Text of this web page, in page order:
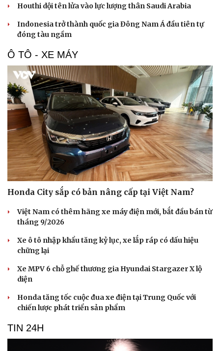
Houthi dội tên lửa vào lực lượng thân Saudi Arabia
Indonesia trở thành quốc gia Đông Nam Á đầu tiên tự
đóng tàu ngầm
Ô TÔ - XE MÁY
Honda City sắp có bản nâng cấp tại Việt Nam?
Việt Nam có thêm hãng xe máy điện mới, bắt đầu bán từ
tháng 9/2026
Xe ô tô nhập khẩu tăng kỷ lục, xe lắp ráp có dấu hiệu
chững lại
Xe MPV 6 chỗ ghế thương gia Hyundai Stargazer X lộ
diện
Honda tăng tốc cuộc đua xe điện tại Trung Quốc với
chiến lược phát triển sản phẩm
TIN 24H